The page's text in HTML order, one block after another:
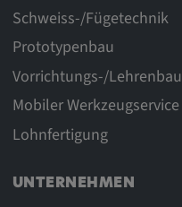
Schweiss-/Fügetechnik
Prototypenbau
Vorrichtungs-/Lehrenbau
Mobiler Werkzeugservice
Lohnfertigung
UNTERNEHMEN